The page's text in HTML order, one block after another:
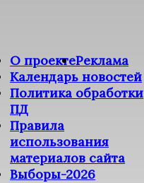
О проектеРеклама
Календарь новостей
Политика обработки
ПД
Правила
использования
материалов сайта
Выборы-2026